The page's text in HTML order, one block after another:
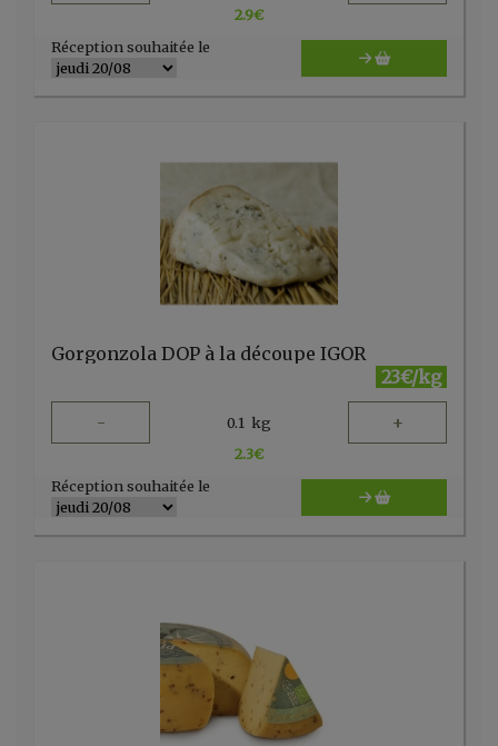
2.9€
Réception souhaitée le
Gorgonzola DOP à la découpe IGOR
23€/kg
- 0.1 kg +
2.3€
Réception souhaitée le